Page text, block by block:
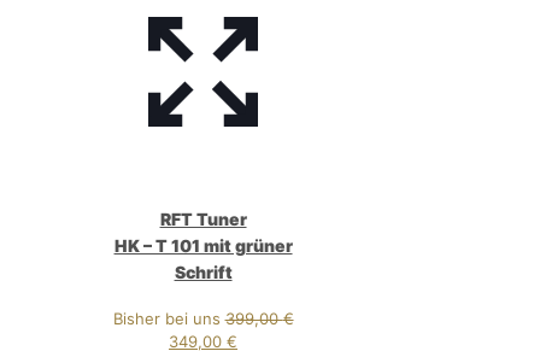
RFT Tuner
HK – T 101 mit grüner
Schrift
Bisher bei uns 399,00€
Ursprünglicher
349,00€